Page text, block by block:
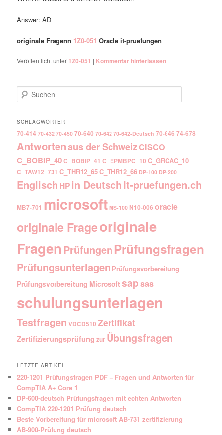
Answer: AD
originale Fragenn 1Z0-051 Oracle it-pruefungen
Veröffentlicht unter 1Z0-051 | Kommentar hinterlassen
Suchen
SCHLAGWÖRTER
70-414 70-432 70-450 70-640 70-642 70-642-Deutsch 70-646 74-678
Antwortenaus der SchweizCISCO
C_BOBIP_40C_BOBIP_41 C_EPMBPC_10 C_GRCAC_10
C_TAW12_731 C_THR12_65C_THR12_66 DP-100 DP-200
Englisch HPin DeutschIt-pruefungen.ch
MB7-701 microsoft MS-100 N10-006 oracle
originale Frageoriginale
Fragen Prüfungen Prüfungsfragen
Prüfungsunterlagen Prüfungsvorbereitung
Prüfungsvorbereitung Microsoft sapsas
schulungsunterlagen
Testfragen VDCD510 Zertifikat
Zertifizierungsprüfung zur Übungsfragen
LETZTE ARTIKEL
220-1201 Prüfungsfragen PDF – Fragen und Antworten für
CompTIA A+ Core 1
DP-600-deutsch Prüfungsfragen mit echten Antworten
CompTIA 220-1201 Prüfung deutsch
Beste Vorbereitung für microsoft AB-731 zertifizierung
AB-900-Prüfung deutsch